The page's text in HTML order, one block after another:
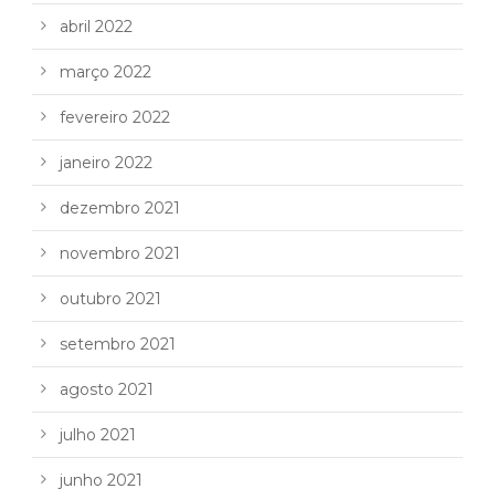
abril 2022
março 2022
fevereiro 2022
janeiro 2022
dezembro 2021
novembro 2021
outubro 2021
setembro 2021
agosto 2021
julho 2021
junho 2021